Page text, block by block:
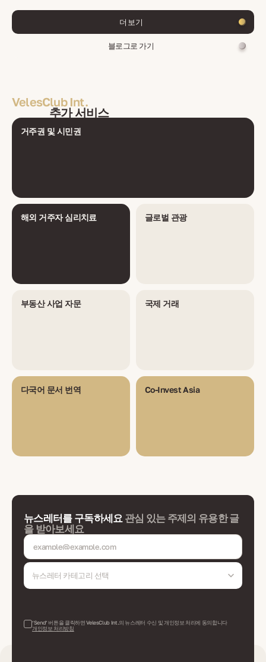
더 보기
블로그로 가기
VelesClub Int.
추가 서비스
거주권 및 시민권
해외 거주자 심리치료 글로벌 관광
부동산 사업 자문 국제 거래
다국어 문서 번역 Co-Invest Asia
뉴스레터를 구독하세요 관심 있는 주제의 유용한 글
을 받아보세요
뉴스레터 카테고리 선택
‘Send’ 버튼을 클릭하면 VelesClub Int.의 뉴스레터 수신 및 개인정보 처리에 동의합니다
개인정보 처리방침